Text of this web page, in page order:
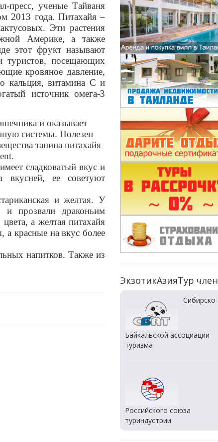
пресс, ученые Тайваня
2013 года. Питахайя –
Эти растения
Америке, а также
этот фрукт называют
туристов, посещающих
кровяное давление,
кальция, витамина С и
источник омега-3
и оказывает
системы. Полезен
танина питахайя
сладковатый вкус и
вкусней, ее советуют
и желтая. У
и прозвали драконьим
а желтая питахайя
красные на вкус более
напитков. Также из
ЭкзотикАзияТур член
Сибирско-
Байкальской ассоциации
туризма
Российского союза
туриндустрии